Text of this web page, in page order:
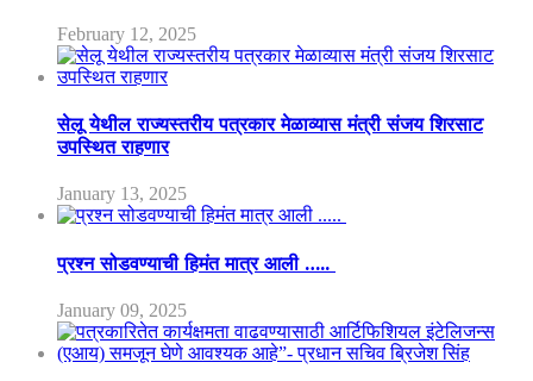
February 12, 2025
सेलू येथील राज्यस्तरीय पत्रकार मेळाव्यास मंत्री संजय शिरसाट
उपस्थित राहणार
January 13, 2025
प्रश्न सोडवण्याची हिमंत मात्र आली …..
January 09, 2025